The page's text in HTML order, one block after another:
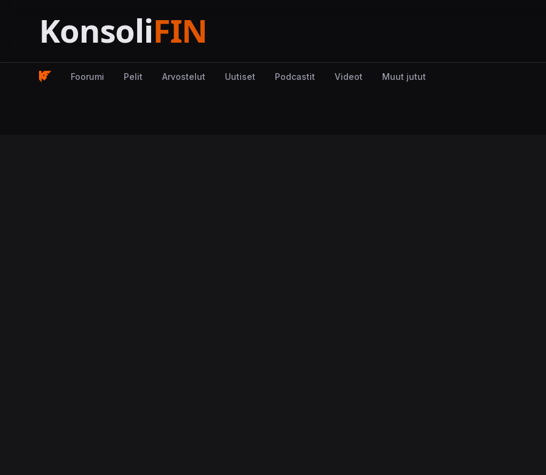
Foorumi Pelit Arvostelut Uutiset Podcastit Videot Muut jutut